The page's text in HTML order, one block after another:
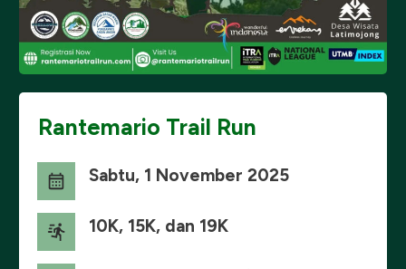
Rantemario Trail Run
Sabtu, 1 November 2025
10K, 15K, dan 19K